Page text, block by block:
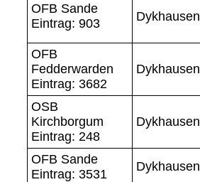
OFB Sande
Eintrag: 903
Dykhausen
OFB
Fedderwarden
Eintrag: 3682
Dykhausen
OSB
Kirchborgum
Eintrag: 248
Dykhausen
OFB Sande
Eintrag: 3531
Dykhausen